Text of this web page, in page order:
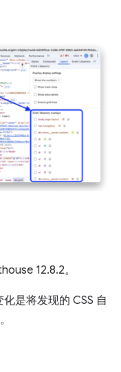
12.8.2。
是将发现的 CSS 自